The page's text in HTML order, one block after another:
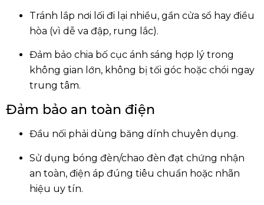
Tránh lắp nơi lối đi lại nhiều, gần cửa sổ hay điều
hòa (vì dễ va đập, rung lắc).
Đảm bảo chia bố cục ánh sáng hợp lý trong
không gian lớn, không bị tối góc hoặc chói ngay
trung tâm.
Đảm bảo an toàn điện
Đầu nối phải dùng băng dính chuyên dụng.
Sử dụng bóng đèn/chao đèn đạt chứng nhận
an toàn, điện áp đúng tiêu chuẩn hoặc nhãn
hiệu uy tín.